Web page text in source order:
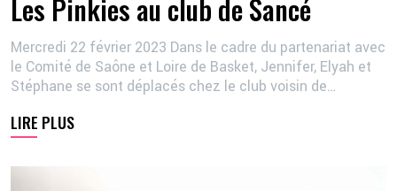
Les Pinkies au club de Sancé
Mercredi 22 février 2023 Dans le cadre du partenariat avec
le Comité de Saône et Loire de Basket, Jennifer, Elyah et
Stéphane se sont déplacés chez le club voisin de…
LIRE PLUS